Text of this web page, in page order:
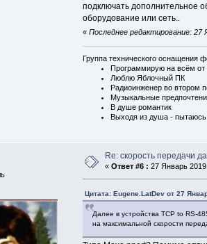
подключать дополнительное
оборудование или сеть..
« Последнее редактирование: 27
Группа технического оснащения
Программирую на всём от
Люблю Яблочный ПК
Радиоинженер во втором
Музыкальные
В душе романтик
Выходя из душа - пытаюсь
Re: скорость передачи
« Ответ #6 : 27 Январь
Цитата: Eugene.LatDev от 27
Далее в устройства TCP to RS-
на максимальной скорости